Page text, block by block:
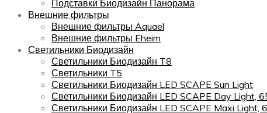
Подставки Биодизайн Панорама
Внешние фильтры
Внешние фильтры Aquael
Внешние фильтры Eheim
Светильники Биодизайн
Светильники Биодизайн T8
Светильники T5
Светильники Биодизайн LED SCAPE Sun Light
Светильники Биодизайн LED SCAPE Day Light,
Светильники Биодизайн LED SCAPE Maxi Light,